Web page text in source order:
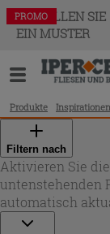
BESTELLEN SIE
EIN MUSTER
Produkte Inspirationen
Filtern nach
Aktivieren Sie
untenstehenden
automatisch
PROMO